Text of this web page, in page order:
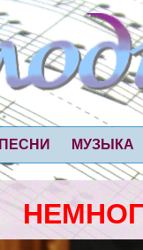
ПЕСНИ МУЗЫКА